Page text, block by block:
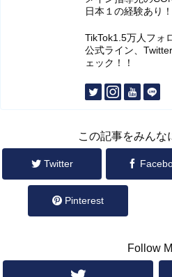
日本１の経験あり！
TikTok1.5万人フォ
公式ライン、
ェック！！
この記事をみんな
Twitter
Pinterest
Follow